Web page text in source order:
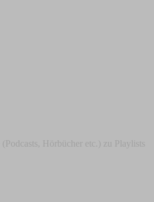
Hörbücher etc.) zu Playlists